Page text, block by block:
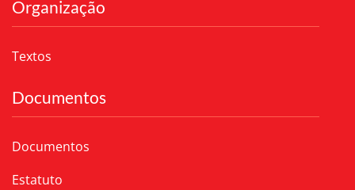
Organização
Textos
Documentos
Documentos
Estatuto